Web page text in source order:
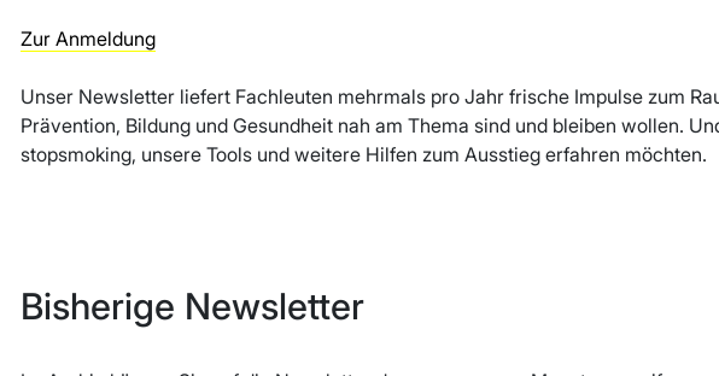
Zur Anmeldung
Unser Newsletter liefert Fachleuten mehrmals pro Jahr frische Impulse zum
Prävention, Bildung und Gesundheit nah am Thema sind und bleiben wollen.
stopsmoking, unsere Tools und weitere Hilfen zum Ausstieg erfahren möchten.
Bisherige Newsletter